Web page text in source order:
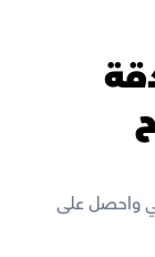
الإسلامية في الغردقة
الذين يضمنون النجاح
احجز معلم الدراسات الإسلامية الخصوصي واحصل على